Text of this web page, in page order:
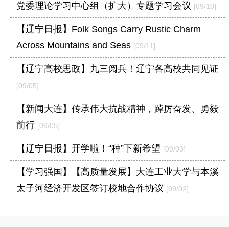
党委理论学习中心组（扩大）专题学习会议 [09/10]
【辽宁日报】Folk Songs Carry Rustic Charm
Across Mountains and Seas [09/11]
【辽宁高校思政】九三阅兵！辽宁各高校共同见证
[09/05]
【新闻大连】传承伟大抗战精神，踔厉奋发、勇毅
前行 [09/05]
【辽宁日报】开学啦！“种”下新希望 [09/03]
【学习强国】【高质量发展】大连工业大学与本溪
太子河经济开发区签订校地合作协议 [09/02]